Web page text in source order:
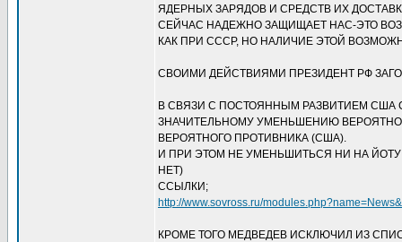
ЯДЕРНЫХ ЗАРЯДОВ И СРЕДСТВ ИХ
СЕЙЧАС НАДЕЖНО ЗАЩИЩАЕТ НАС-ЭТО
КАК ПРИ СССР, НО НАЛИЧИЕ ЭТОЙ
СВОИМИ ДЕЙСТВИЯМИ ПРЕЗИДЕНТ РФ
В СВЯЗИ С ПОСТОЯННЫМ РАЗВИТИЕМ
ЗНАЧИТЕЛЬНОМУ УМЕНЬШЕНИЮ
ВЕРОЯТНОГО ПРОТИВНИКА (США).
И ПРИ ЭТОМ НЕ УМЕНЬШИТЬСЯ НИ НА
НЕТ)
ССЫЛКИ;
http://www.sovross.ru/
КРОМЕ ТОГО МЕДВЕДЕВ ИСКЛЮЧИЛ ИЗ